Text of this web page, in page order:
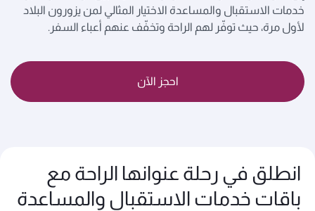
خدمات الاستقبال والمساعدة الاختيار المثالي لمن يزورون البلاد
لأول مرة، حيث توفّر لهم الراحة وتخفّف عنهم أعباء السفر.
احجز الآن
انطلق في رحلة عنوانها الراحة مع
باقات خدمات الاستقبال والمساعدة